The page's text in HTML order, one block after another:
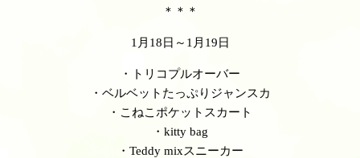
＊＊＊
1月18日～1月19日
・トリコプルオーバー
・ベルベットたっぷりジャンスカ
・こねこポケットスカート
・kitty bag
・Teddy mixスニーカー